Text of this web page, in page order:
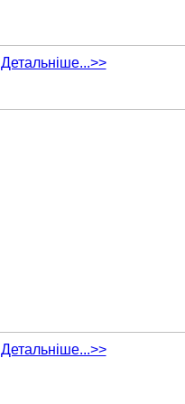
Детальніше...>>
Детальніше...>>